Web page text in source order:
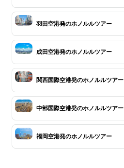
羽田空港発のホノルルツアー
成田空港発のホノルルツアー
関西国際空港発のホノルルツアー
中部国際空港発のホノルルツアー
福岡空港発のホノルルツアー